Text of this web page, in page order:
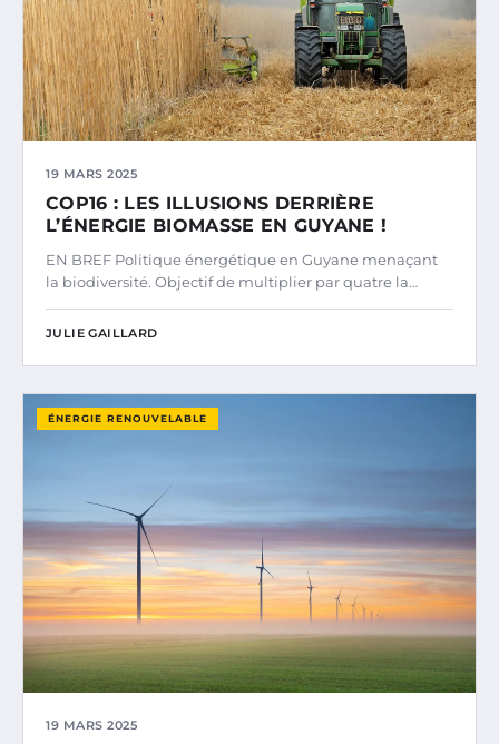
19 MARS 2025
COP16 : LES ILLUSIONS DERRIÈRE
L’ÉNERGIE BIOMASSE EN GUYANE !
EN BREF Politique énergétique en Guyane menaçant
la biodiversité. Objectif de multiplier par quatre la…
JULIE GAILLARD
ÉNERGIE RENOUVELABLE
19 MARS 2025